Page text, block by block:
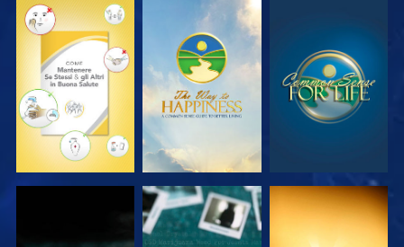
GUARDA GUARDA GUARDA
GUARDA GUARDA